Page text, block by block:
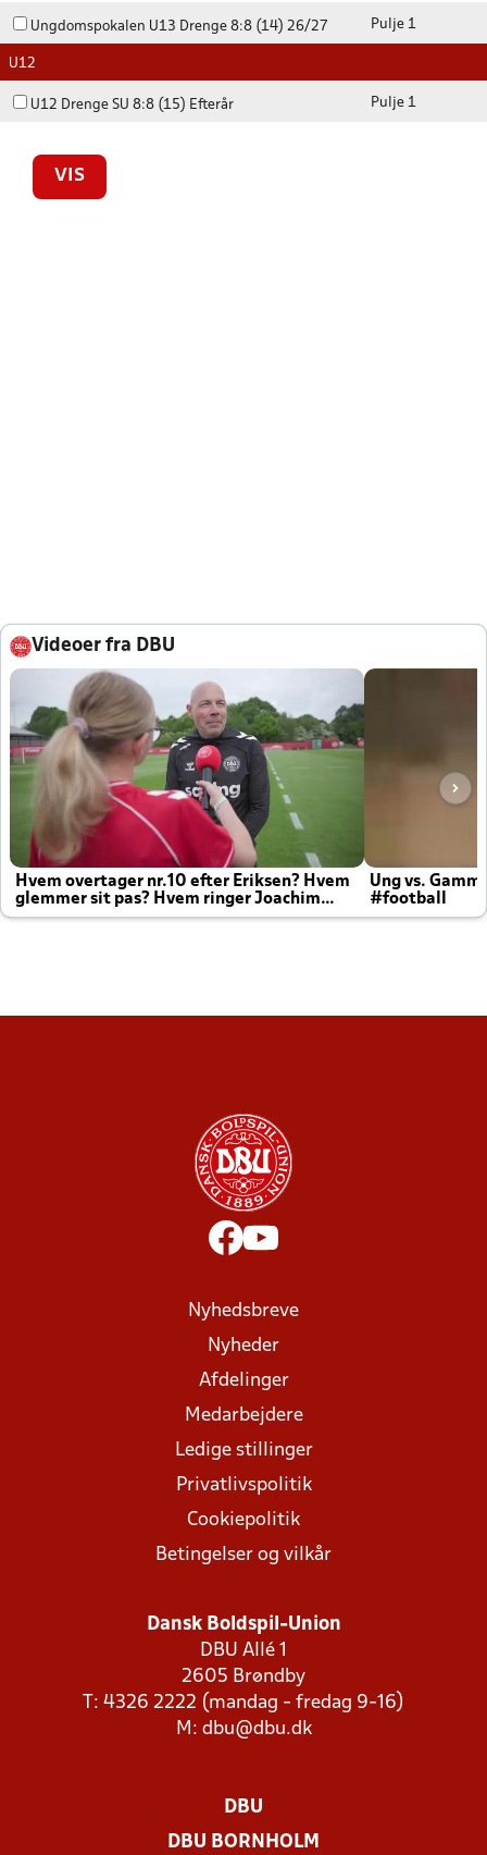
Ungdomspokalen U13 Drenge 8:8 (14) 26/27 Pulje 1
U12
U12 Drenge SU 8:8 (15) Efterår Pulje 1
VIS
Videoer fra DBU
Hvem overtager nr.10 efter Eriksen? Hvem
glemmer sit pas? Hvem ringer Joachim
altid til efter kampe?
Ung vs.
#football
Nyhedsbreve
Nyheder
Afdelinger
Medarbejdere
Ledige stillinger
Privatlivspolitik
Cookiepolitik
Betingelser og vilkår
Dansk Boldspil-Union
DBU Allé 1
2605 Brøndby
T: 4326 2222 (mandag - fredag 9-16)
M: dbu@dbu.dk
DBU
DBU BORNHOLM